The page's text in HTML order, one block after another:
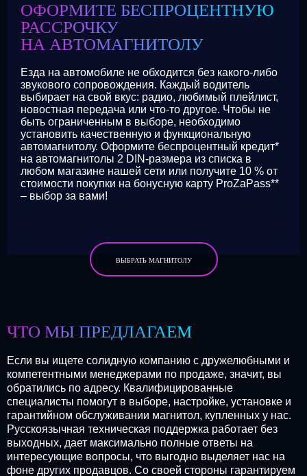
ОФОРМИТЕ БЕСПРОЦЕНТНУЮ
РАССРОЧКУ
НА АВТОМАГНИТОЛУ
Езда на автомобиле не обходится без какого-либо
звукового сопровождения. Каждый водитель
выбирает на свой вкус: радио, любимый плейлист,
новостная передача или что-то другое. Чтобы не
быть ограниченным в выборе, необходимо
установить качественную и функциональную
автомагнитолу. Оформите беспроцентный кредит*
на автомагнитолы 2 DIN-размера из списка в
любом магазине нашей сети или получите 10 % от
стоимости покупки на бонусную карту ProZaPass**
– выбор за вами!
ВЫБРАТЬ МАГНИТОЛУ
ЧТО МЫ ПРЕДЛАГАЕМ
Если вы ищете солидную компанию с дружелюбными и
компетентными менеджерами по продаже, значит, вы
обратились по адресу. Квалифицированные
специалисты помогут в выборе, настройке, установке и
гарантийном обслуживании магнитол, купленных у нас.
Русскоязычная техническая поддержка работает без
выходных, дает максимально полные ответы на
интересующие вопросы, что выгодно выделяет нас на
фоне других продавцов. Со своей стороны гарантируем